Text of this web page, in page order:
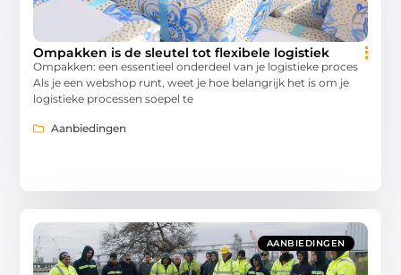
Ompakken is de sleutel tot flexibele logistiek
Ompakken: een essentieel onderdeel van je logistieke proces
Als je een webshop runt, weet je hoe belangrijk het is om je
logistieke processen soepel te
Aanbiedingen
AANBIEDINGEN